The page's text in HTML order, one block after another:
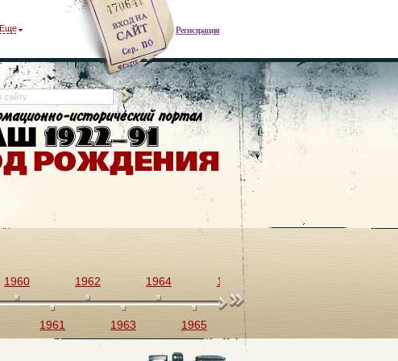
Регистрация
Еще
1960
1961
1962
1963
1964
1965
1966